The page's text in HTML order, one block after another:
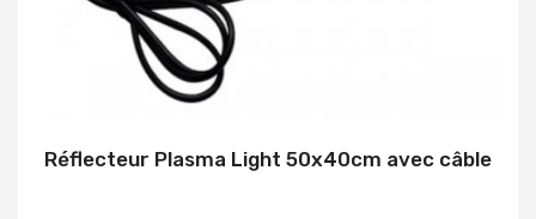
Réflecteur Plasma Light 50x40cm avec câble